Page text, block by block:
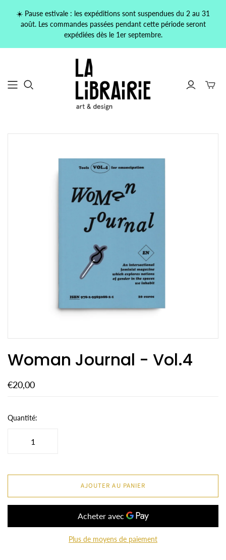
☀️ Pause estivale : les expéditions sont suspendues du 2 au 31
août. Les commandes passées pendant cette période seront
expédiées dès le 1er septembre.
Woman Journal - Vol.4
€20,00
Quantité:
AJOUTER AU PANIER
Plus de moyens de paiement